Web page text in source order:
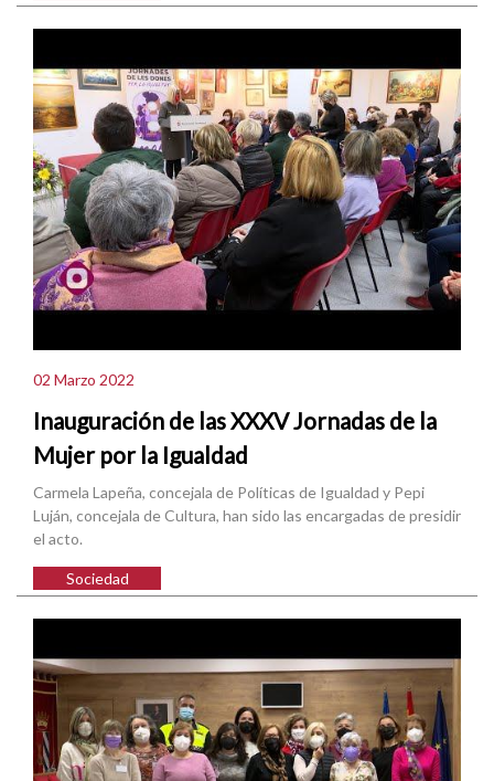
02 Marzo 2022
Inauguración de las XXXV Jornadas de la
Mujer por la Igualdad
Carmela Lapeña, concejala de Políticas de Igualdad y Pepi
Luján, concejala de Cultura, han sido las encargadas de presidir
el acto.
Sociedad